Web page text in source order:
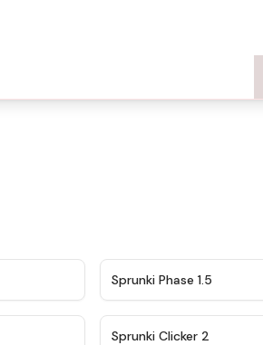
Sprunki Phase 1.5
Sprunki Clicker 2